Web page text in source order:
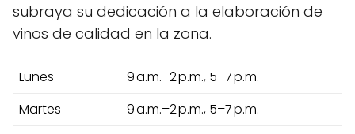
subraya su dedicación a la elaboración de
vinos de calidad en la zona.
Lunes
9 a.m.–2 p.m., 5–7 p.m.
Martes
9 a.m.–2 p.m., 5–7 p.m.